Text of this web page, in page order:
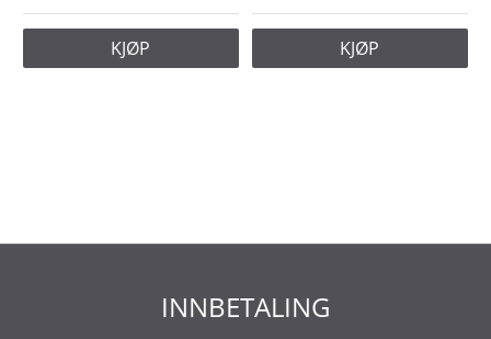
KJØP KJØP
INNBETALING